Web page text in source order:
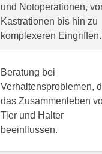
und Notoperationen,
Kastrationen bis hin zu
komplexeren Eingriffen.
Beratung bei
Verhaltensproblemen,
das Zusammenleben
Tier und Halter
beeinflussen.